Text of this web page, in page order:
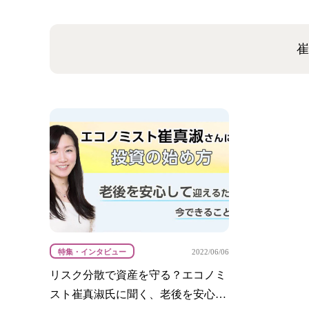
特集・インタビュー 2022/06/06
リスク分散で資産を守る？エコノミ
スト崔真淑氏に聞く、老後を安心し